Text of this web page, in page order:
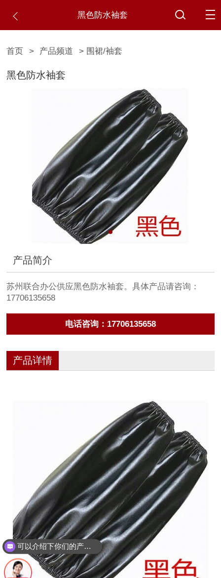
黑色防水袖套
首页 > 产品频道 > 围裙/袖套
黑色防水袖套
产品简介
苏州联合办公供应黑色防水袖套。具体产品请咨询：
17706135658
电话咨询：17706135658
产品详情
可以月结吗？